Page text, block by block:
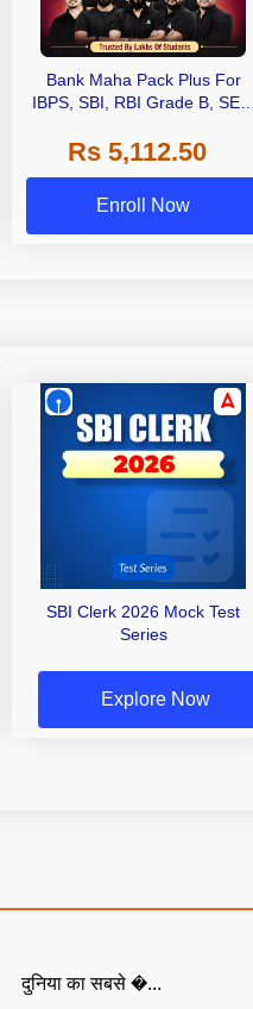
Bank Maha Pack Plus For
IBPS, SBI, RBI Grade B, SEBI
Other Grade A & Grade B Bank
Exams
Rs 5,112.50
Enroll Now
SBI Clerk 2026 Mock Test
Series
Explore Now
दुनिया का सबसे �...